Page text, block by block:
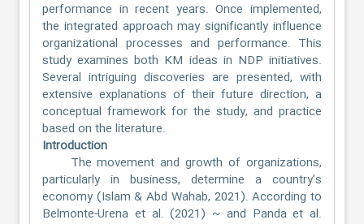
performance in recent years. Once implemented,
the integrated approach may significantly influence
organizational processes and performance. This
study examines both KM ideas in NDP initiatives.
Several intriguing discoveries are presented, with
extensive explanations of their future direction, a
conceptual framework for the study, and practice
based on the literature.
Introduction
The movement and growth of organizations,
particularly in business, determine a country’s
economy (Islam & Abd Wahab, 2021). According to
Belmonte-Urena et al. (2021) ~ and Panda et al.